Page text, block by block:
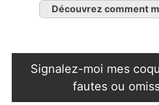
Découvrez comment
Signalez-moi mes
fautes ou